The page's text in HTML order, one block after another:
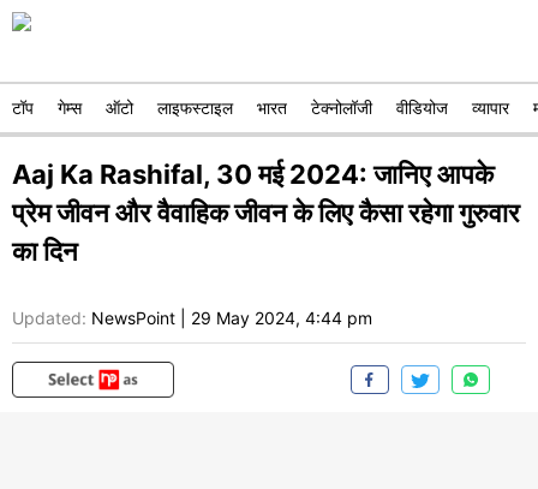
टॉप गेम्स ऑटो लाइफस्टाइल भारत टेक्नोलॉजी वीडियोज व्यापार
Aaj Ka Rashifal, 30 मई 2024: जानिए आपके
प्रेम जीवन और वैवाहिक जीवन के लिए कैसा रहेगा गुरुवार
का दिन
Updated: NewsPoint 29 May 2024, 4:44 pm